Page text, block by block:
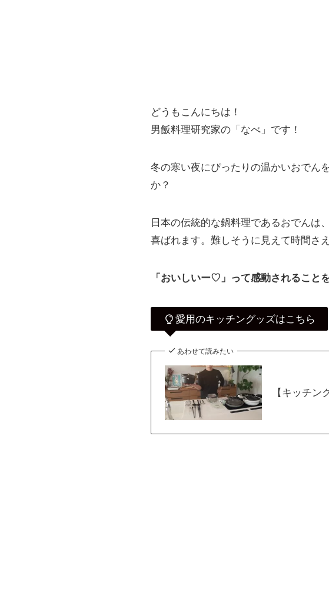
どうもこんにちは！
男飯料理研究家の「なべ」です！
冬の寒い夜にぴったりの温かいおでんを
か？
日本の伝統的な鍋料理であるおでんは
喜ばれます。難しそうに見えて時間さ
「おいしいー♡」って感動されること
愛用のキッチングッズはこちら
あわせて読みたい
【キッチン